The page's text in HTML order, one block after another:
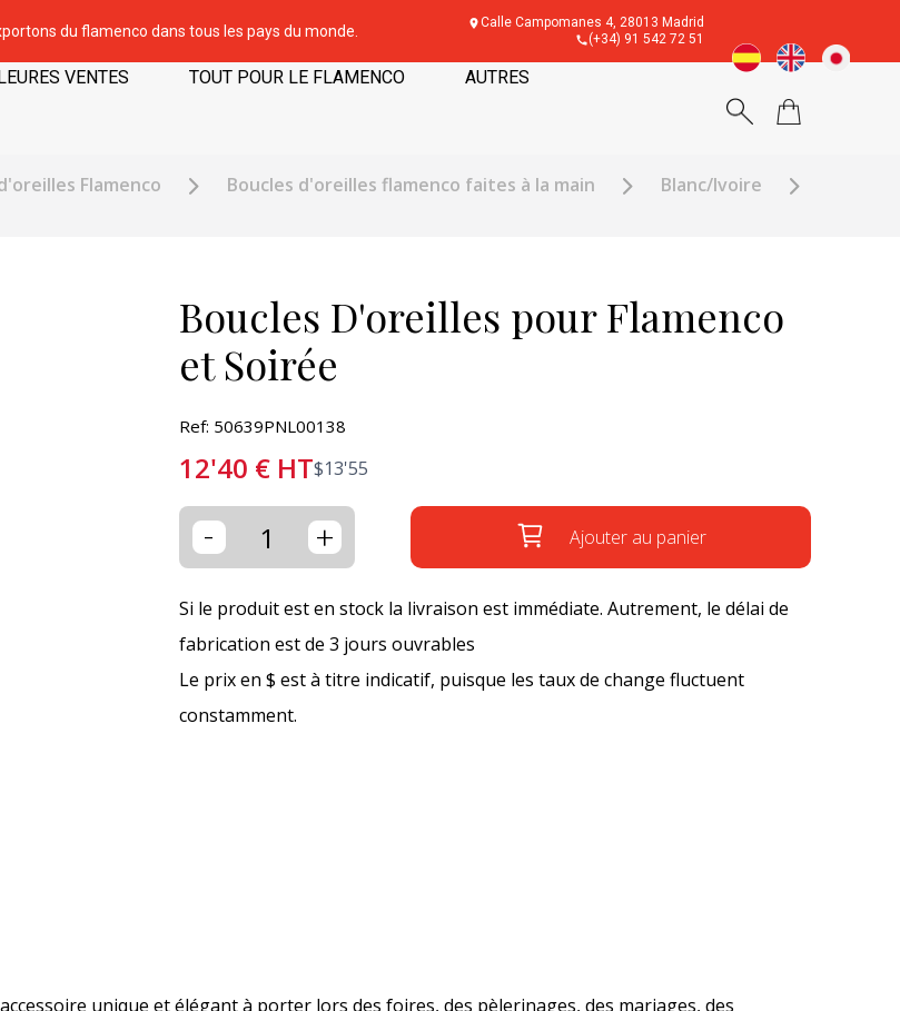
du flamenco dans tous les pays du monde.
Calle Campomanes 4, 28013 Madrid
(+34) 91 542 72 51
VENTES TOUT POUR LE FLAMENCO AUTRES
Flamenco Boucles d'oreilles flamenco faites à la main
Blanc/Ivoire
Boucles D'oreilles pour Flamenco
et Soirée
Ref: 50639PNL00138
12'40 € HT$13'55
- + Ajouter au panier
Si le produit est en stock la livraison est immédiate. Autrement, le délai de
fabrication est de 3 jours ouvrables
Le prix en $ est à titre indicatif, puisque les taux de change fluctuent
constamment.
unique et élégant à porter lors des foires, des pèlerinages, des mariages, des